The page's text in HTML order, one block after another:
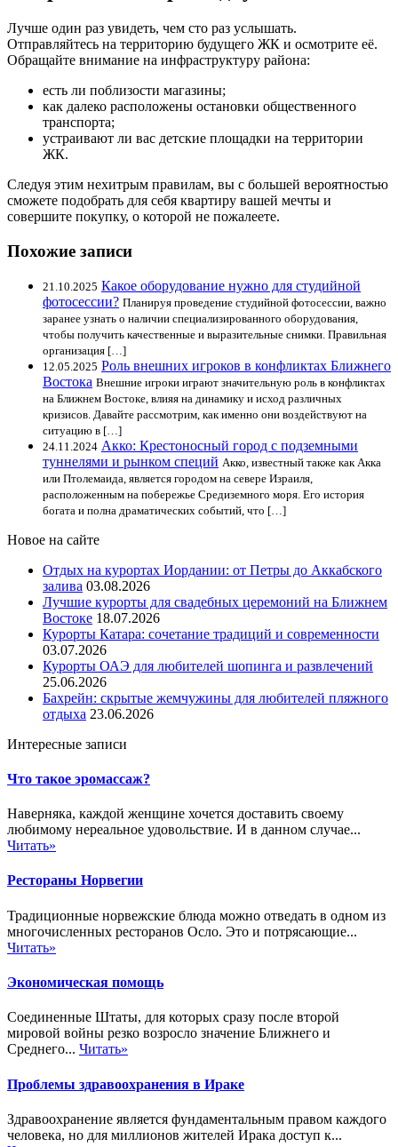
Лучше один раз увидеть, чем сто раз услышать.
Отправляйтесь на территорию будущего ЖК и осмотрите её.
Обращайте внимание на инфраструктуру района:
есть ли поблизости магазины;
как далеко расположены остановки общественного
транспорта;
устраивают ли вас детские площадки на территории
ЖК.
Следуя этим нехитрым правилам, вы с большей вероятностью
сможете подобрать для себя квартиру вашей мечты и
совершите покупку, о которой не пожалеете.
Похожие записи
21.10.2025 Какое оборудование нужно для студийной
фотосессии? Планируя проведение студийной фотосессии, важно
заранее узнать о наличии специализированного оборудования,
чтобы получить качественные и выразительные снимки. Правильная
организация […]
12.05.2025 Роль внешних игроков в конфликтах Ближнего
Востока Внешние игроки играют значительную роль в конфликтах
на Ближнем Востоке, влияя на динамику и исход различных
кризисов. Давайте рассмотрим, как именно они воздействуют на
ситуацию в […]
24.11.2024 Акко: Крестоносный город с подземными
туннелями и рынком специй Акко, известный также как Акка
или Птолемаида, является городом на севере Израиля,
расположенным на побережье Средиземного моря. Его история
богата и полна драматических событий, что […]
Новое на сайте
Отдых на курортах Иордании: от Петры до Аккабского
залива 03.08.2026
Лучшие курорты для свадебных церемоний на Ближнем
Востоке 18.07.2026
Курорты Катара: сочетание традиций и современности
03.07.2026
Курорты ОАЭ для любителей шопинга и развлечений
25.06.2026
Бахрейн: скрытые жемчужины для любителей пляжного
отдыха 23.06.2026
Интересные записи
Что такое эромассаж?
Наверняка, каждой женщине хочется доставить своему
любимому нереальное удовольствие. И в данном случае...
Читать»
Рестораны Норвегии
Традиционные норвежские блюда можно отведать в одном из
многочисленных ресторанов Осло. Это и потрясающие...
Читать»
Экономическая помощь
Соединенные Штаты, для которых сразу после второй
мировой войны резко возросло значение Ближнего и
Среднего... Читать»
Проблемы здравоохранения в Ираке
Здравоохранение является фундаментальным правом каждого
человека, но для миллионов жителей Ирака доступ к...